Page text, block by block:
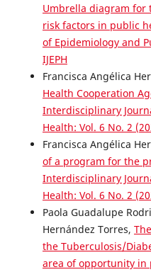
Umbrella diagram for
risk factors in public
of Epidemiology and
IJEPH
Francisca Angélica
Health Cooperation
Interdisciplinary
Health: Vol. 6 No. 2
Francisca Angélica
of a program for the
Interdisciplinary
Health: Vol. 6 No. 2
Paola Guadalupe
Hernández Torres,
the Tuberculosis/
area of ​​opportunity in